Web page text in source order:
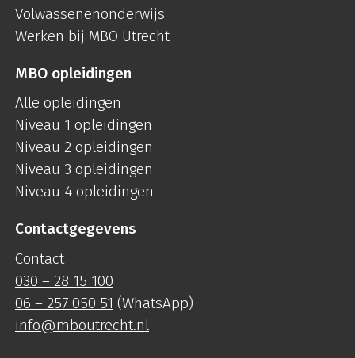
Volwassenenonderwijs
Werken bij MBO Utrecht
MBO opleidingen
Alle opleidingen
Niveau 1 opleidingen
Niveau 2 opleidingen
Niveau 3 opleidingen
Niveau 4 opleidingen
Contactgegevens
Contact
030 – 28 15 100
06 – 257 050 51 (WhatsApp)
info@mboutrecht.nl